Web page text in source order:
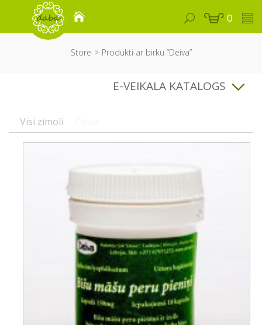
0
Store Produkti ar birku “Deiva”
E-VEIKALA KATALOGS
Visi zīmoli